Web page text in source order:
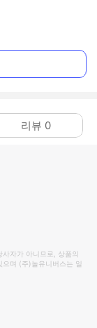
리뷰 0
자가 아니므로, 상품의
으며 (주)놀유니버스는 일